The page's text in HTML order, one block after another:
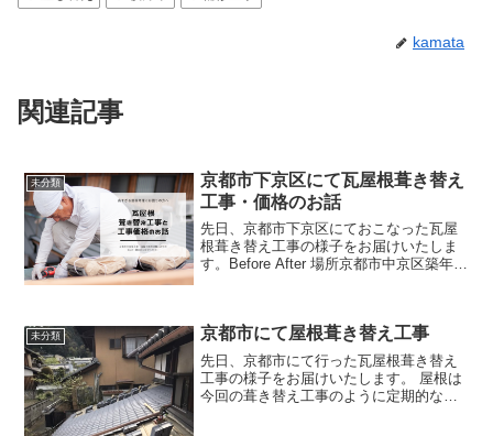
kamata
関連記事
未分類
京都市下京区にて瓦屋根葺き替え
工事・価格のお話
先日、京都市下京区にておこなった瓦屋
根葺き替え工事の様子をお届けいたしま
す。Before After 場所京都市中京区築年数
の...
未分類 京都市にて屋根葺き替え工事
先日、京都市にて行った瓦屋根葺き替え
工事の様子をお届けいたします。 屋根は
今回の葺き替え工事のように定期的なメ